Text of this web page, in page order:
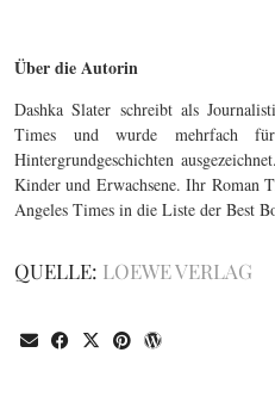
Über die Autorin
Dashka Slater schreibt als
Times und wurde mehrfach
Hintergrundgeschichten
Kinder und Erwachsene. Ihr Roman
Angeles Times in die Liste der Best
QUELLE: LOEWE VERLAG